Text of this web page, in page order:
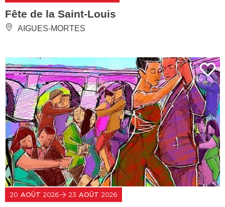
Fête de la Saint-Louis
AIGUES-MORTES
20 AOÛT 2026 23 AOÛT 2026